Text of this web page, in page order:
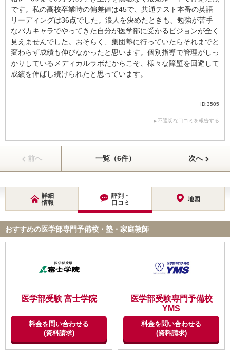
です。私の高校卒業時の偏差値は45で、共通テスト本番の英語
リーディングは36点でした。浪人を決めたときも、勉強が苦手
なバカキャラでやってきた自分が医学部に受かるビジョンが全く
見えませんでした。おそらく、集団塾に行っていたらそれまでと
変わらず成績も伸びなかったと思います。個別指導で管理がしっ
かりしているメディカルラボだからこそ、様々な障壁を回避して
成績を伸ばし続けられたと思っています。
ID:3505
不適切な口コミを報告する
前へ 一覧（6件） 次へ
詳細
情報
評判・
口コミ
地図
おすすめの医学部専門予備校・塾・家庭教師
医学部受験 富士学院
料金を問い合わせる
(資料請求)
医学部受験専門予備校
YMS
料金を問い合わせる
(資料請求)